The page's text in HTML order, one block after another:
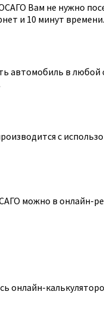
Вам не нужно
и 10 минут времени.
автомобиль в любой
с
можно в онлайн-
онлайн-